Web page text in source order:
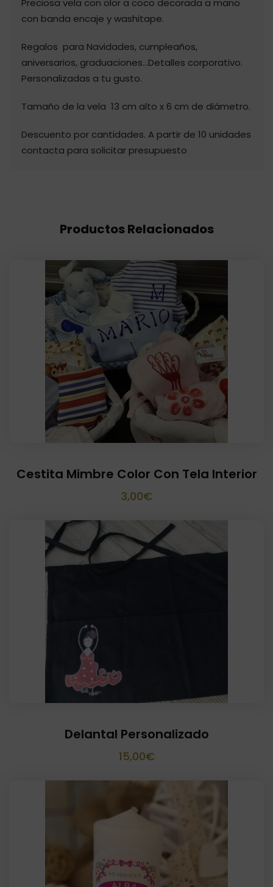
Preciosa vela con olor a coco decorada a mano
con banda encaje y washitape.
Regalos para Navidades, cumpleaños,
aniversarios, graduaciones…Detalles corporativo.
Personalizadas a tu gusto.
Tamaño de la vela 13 cm alto x 6 cm de diámetro.
Descuento por cantidades. A partir de 10 unidades
contacta para solicitar presupuesto
Productos Relacionados
Cestita Mimbre Color Con Tela Interior
3,00€
Delantal Personalizado
15,00€